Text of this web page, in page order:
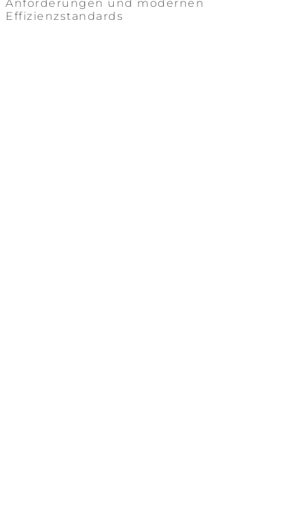
Anforderungen und modernen
Effizienzstandards